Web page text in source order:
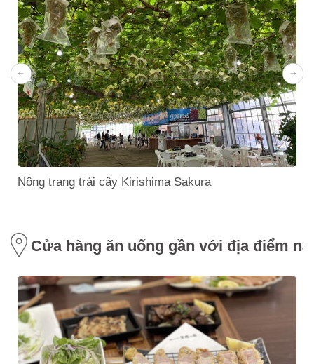
Nông trang trái cây Kirishima Sakura
Cửa hàng ăn uống gần với địa điểm